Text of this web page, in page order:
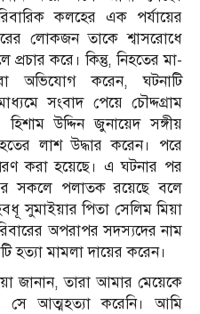
কলহের এক পর্যায়ের
লোকজন তাকে শ্বাসরোধে
করে। কিন্তু, নিহতের মা-
অভিযোগ করেন, ঘটনাটি
সংবাদ পেয়ে চৌদ্দগ্রাম
উদ্দিন জুনায়েদ সঙ্গীয়
লাশ উদ্ধার করেন। পরে
করা হয়েছে। এ ঘটনার পর
সকলে পলাতক রয়েছে বলে
সুমাইয়ার পিতা সেলিম মিয়া
অপরাপর সদস্যদের নাম
হত্যা মামলা দায়ের করেন।
জানান, তারা আমার মেয়েকে
সে আত্মহত্যা করেনি। আমি